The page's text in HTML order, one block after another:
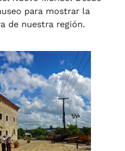
para mostrar la
de nuestra región.